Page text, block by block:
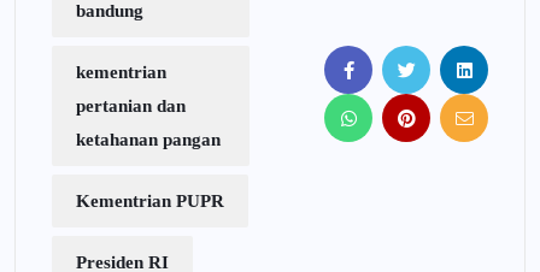
bandung
kementrian
pertanian dan
ketahanan pangan
Kementrian PUPR
Presiden RI